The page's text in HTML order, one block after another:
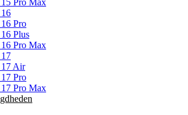
Pro
Plus
Pro Max
Air
Pro
Pro Max